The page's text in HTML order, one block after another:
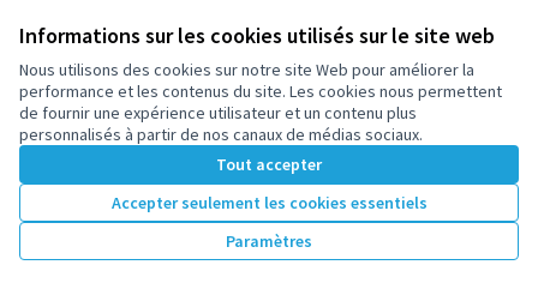
Informations sur les cookies utilisés sur le site web
Nous utilisons des cookies sur notre site Web pour améliorer la
performance et les contenus du site. Les cookies nous permettent
de fournir une expérience utilisateur et un contenu plus
personnalisés à partir de nos canaux de médias sociaux.
Tout accepter
Accepter seulement les cookies essentiels
Paramètres
Projet culturel et social : le Parc nord
et d'autres quartiers de Nanterre
Retenue